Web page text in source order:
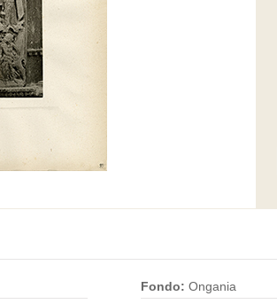
Fondo: Ongania